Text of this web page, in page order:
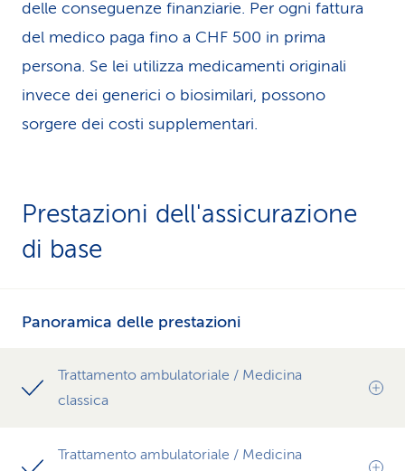
delle conseguenze finanziarie. Per ogni fattura
del medico paga fino a CHF 500 in prima
persona. Se lei utilizza medicamenti originali
invece dei generici o biosimilari, possono
sorgere dei costi supplementari.
Prestazioni dell'assicurazione
di base
Panoramica delle prestazioni
Trattamento ambulatoriale / Medicina
classica
Trattamento ambulatoriale / Medicina